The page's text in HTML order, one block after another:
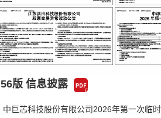
56版 信息披露
中巨芯科技股份有限公司2026年第一次临